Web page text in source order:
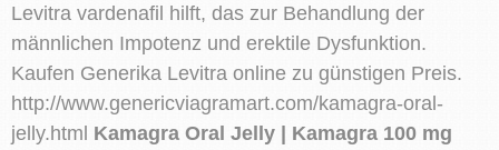
Levitra vardenafil hilft, das zur Behandlung der
männlichen Impotenz und erektile Dysfunktion.
Kaufen Generika Levitra online zu günstigen Preis.
http://www.genericviagramart.com/kamagra-oral-
jelly.html Kamagra Oral Jelly | Kamagra 100 mg